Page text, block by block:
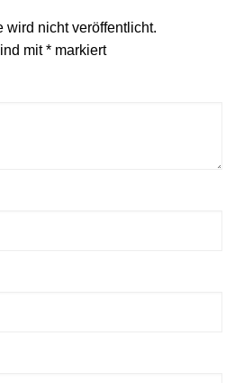
wird nicht veröffentlicht.
mit*markiert